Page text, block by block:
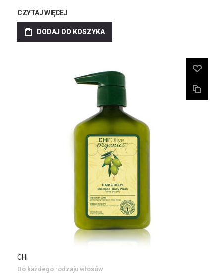
CZYTAJ WIĘCEJ
DODAJ DO KOSZYKA
CHI
Do każdego rodzaju włosów